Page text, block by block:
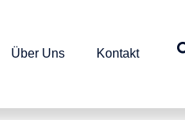
Über Uns Kontakt